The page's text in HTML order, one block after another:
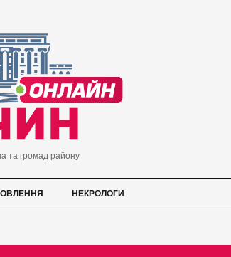
та громад району
НЕКРОЛОГИ